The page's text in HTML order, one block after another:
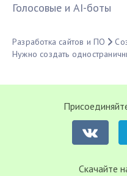
Голосовые и AI-боты
Разработка сайтов и ПО
Нужно создать
Cкачайте